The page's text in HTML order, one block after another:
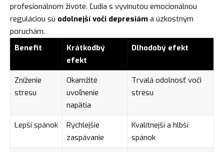
profesionálnom živote. Ľudia s vyvinutou emocionálnou
reguláciou sú odolnejší voči depresiám a úzkostným
poruchám.
Benefit
Krátkodbý
efekt
Dlhodobý efekt
Zníženie
stresu
Okamžité
uvoľnenie
napätia
Trvalá odolnosť voči
stresu
Lepší spánok
Rýchlejšie
zaspávanie
Kvalitnejší a hlbší
spánok